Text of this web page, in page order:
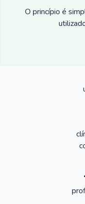
O princípio é